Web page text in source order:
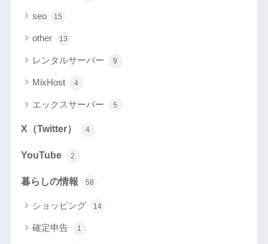
seo 15
other 13
レンタルサーバー 9
MixHost 4
エックスサーバー 5
X（Twitter） 4
YouTube 2
暮らしの情報 58
ショッピング 14
確定申告 1